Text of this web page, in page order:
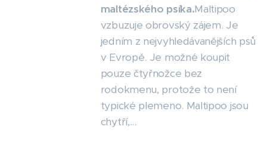
maltézského psíka.Maltipoo
vzbuzuje obrovský zájem. Je
jedním z nejvyhledávanějších psů
v Evropě. Je možné koupit
pouze čtyřnožce bez
rodokmenu, protože to není
typické plemeno. Maltipoo jsou
chytří,...